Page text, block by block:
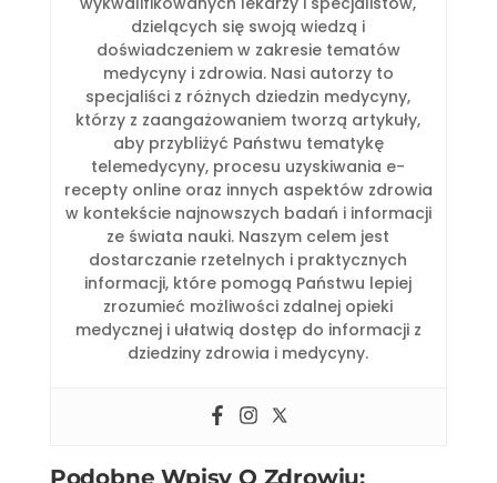
dzielących się swoją wiedzą i
doświadczeniem w zakresie tematów
medycyny i zdrowia. Nasi autorzy to
specjaliści z różnych dziedzin medycyny,
którzy z zaangażowaniem tworzą artykuły,
aby przybliżyć Państwu tematykę
telemedycyny, procesu uzyskiwania e-
recepty online oraz innych aspektów zdrowia
w kontekście najnowszych badań i informacji
ze świata nauki. Naszym celem jest
dostarczanie rzetelnych i praktycznych
informacji, które pomogą Państwu lepiej
zrozumieć możliwości zdalnej opieki
medycznej i ułatwią dostęp do informacji z
dziedziny zdrowia i medycyny.
Podobne Wpisy O Zdrowiu: